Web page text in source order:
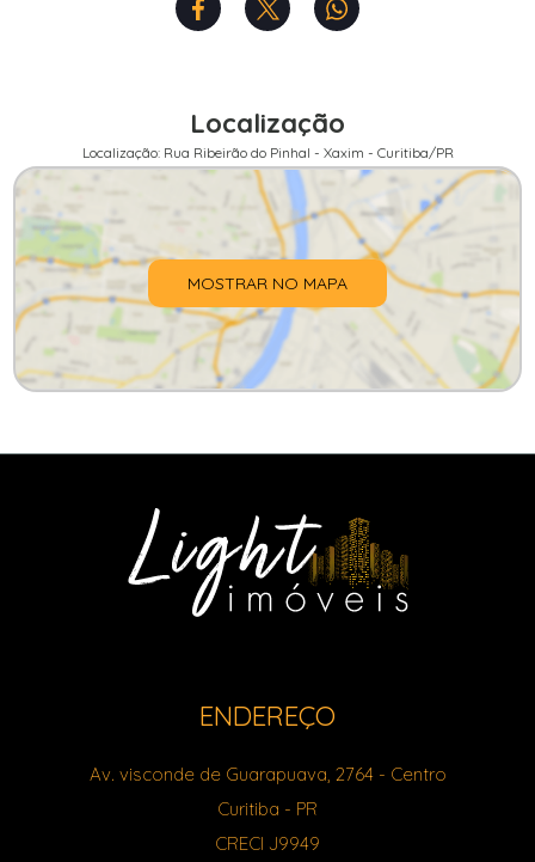
Localização
Localização: Rua Ribeirão do Pinhal - Xaxim - Curitiba/PR
MOSTRAR NO MAPA
ENDEREÇO
Av. visconde de Guarapuava, 2764- Centro
Curitiba - PR
CRECI J9949